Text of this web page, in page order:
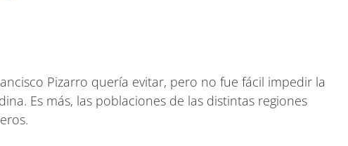
Pizarro quería evitar, pero no fue fácil impedir la
Es más, las poblaciones de las distintas regiones